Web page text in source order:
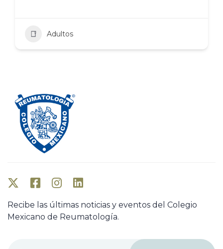
Adultos
Recibe las últimas noticias y eventos del Colegio
Mexicano de Reumatología.